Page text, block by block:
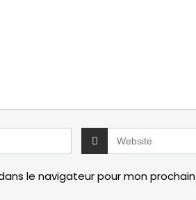
le navigateur pour mon prochain